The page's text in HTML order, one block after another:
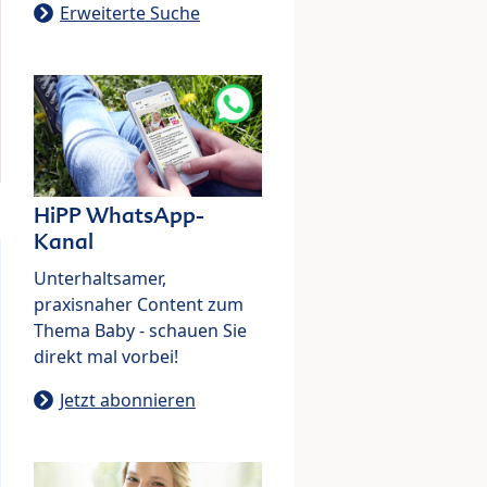
Erweiterte Suche
HiPP WhatsApp-
Kanal
Unterhaltsamer,
praxisnaher Content zum
Thema Baby - schauen Sie
direkt mal vorbei!
Jetzt abonnieren